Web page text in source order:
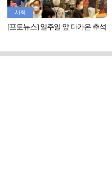
사회
[포토뉴스] 일주일 앞 다가온 추석